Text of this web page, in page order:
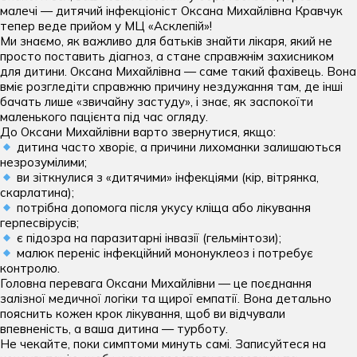
Кардіологія
Комплексні обстеження
Мамологія
Масаж для дорослих
Неврологія
Нейрохірургія
Ортопедія та травматологія
Отоларингологія
Офтальмологія
Подологія
Проктологія
Імунологія дитяча
Інфекційні хвороби дитячі
Кардіоревматологія дитяча
Логопедія
Масаж для дітей
Неврологія дитяча
Нейрохірургія дитяча
Нефрологія дитяча
Ортопедія та травматологія дитяча
Отоларингологія дитяча
Офтальмологія дитяча
Педіатрія
Електронейроміографія (ЕНМГ)
Ендоскопія
Капіляроскопія
КТ
Мамографія
МРТ
Оцінка функції зовнішнього дихання
Рентген
УЗД
Холтер АТ та ЕКГ
Терапія хребта та декомпресія
Отоларингологічні операції дитячі
Офтальмологічні операції дитячі
Хірургія вроджених вад
Хірургічні та урологічні операції дитячі
операції дорослих
Гінекологічні операції
Ендокринологічні операції
Загальні хірургічні операції
Інтимна пластика
Мамологічні операції
Нейрохірургічні операції
Ортопедичні та травматологічні операції
центру:
пн-сб: 07:00 — 20:00
нд: 08:00 — 20:00
малечі — дитячий інфекціоніст Оксана Михайлівна Кравчук
тепер веде прийом у МЦ «Асклепій»!
Ми знаємо, як важливо для батьків знайти лікаря, який не
просто поставить діагноз, а стане справжнім захисником
для дитини. Оксана Михайлівна — саме такий фахівець. Вона
вміє розгледіти справжню причину нездужання там, де інші
бачать лише «звичайну застуду», і знає, як заспокоїти
маленького пацієнта під час огляду.
До Оксани Михайлівни варто звернутися, якщо:
дитина часто хворіє, а причини лихоманки залишаються
незрозумілими;
ви зіткнулися з «дитячими» інфекціями (кір, вітрянка,
скарлатина);
потрібна допомога після укусу кліща або лікування
герпесвірусів;
є підозра на паразитарні інвазії (гельмінтози);
малюк переніс інфекційний мононуклеоз і потребує
контролю.
Головна перевага Оксани Михайлівни — це поєднання
залізної медичної логіки та щирої емпатії. Вона детально
пояснить кожен крок лікування, щоб ви відчували
впевненість, а ваша дитина — турботу.
Не чекайте, поки симптоми минуть самі. Записуйтеся на